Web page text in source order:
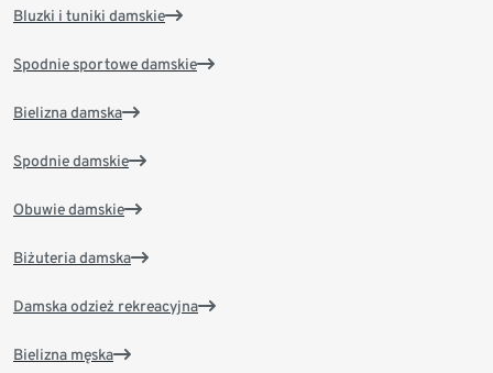
Bluzki i tuniki damskie
Spodnie sportowe damskie
Bielizna damska
Spodnie damskie
Obuwie damskie
Biżuteria damska
Damska odzież rekreacyjna
Bielizna męska